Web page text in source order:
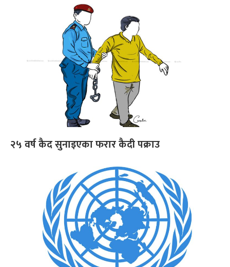
२५ वर्ष कैद सुनाइएका फरार कैदी पक्राउ